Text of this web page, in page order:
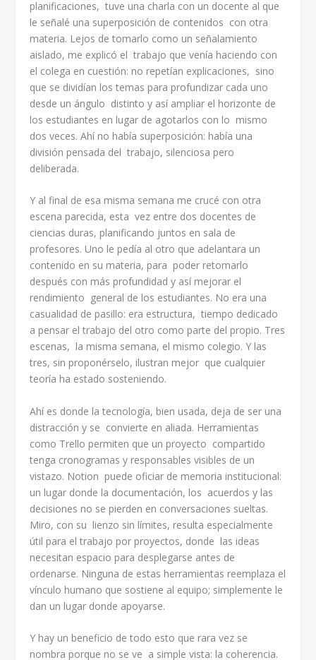
planificaciones, tuve una charla con un docente al que
le señalé una superposición de contenidos con otra
materia. Lejos de tomarlo como un señalamiento
aislado, me explicó el trabajo que venía haciendo con
el colega en cuestión: no repetían explicaciones, sino
que se dividían los temas para profundizar cada uno
desde un ángulo distinto y así ampliar el horizonte de
los estudiantes en lugar de agotarlos con lo mismo
dos veces. Ahí no había superposición: había una
división pensada del trabajo, silenciosa pero
deliberada.
Y al final de esa misma semana me crucé con otra
escena parecida, esta vez entre dos docentes de
ciencias duras, planificando juntos en sala de
profesores. Uno le pedía al otro que adelantara un
contenido en su materia, para poder retomarlo
después con más profundidad y así mejorar el
rendimiento general de los estudiantes. No era una
casualidad de pasillo: era estructura, tiempo dedicado
a pensar el trabajo del otro como parte del propio. Tres
escenas, la misma semana, el mismo colegio. Y las
tres, sin proponérselo, ilustran mejor que cualquier
teoría ha estado sosteniendo.
Ahí es donde la tecnología, bien usada, deja de ser una
distracción y se convierte en aliada. Herramientas
como Trello permiten que un proyecto compartido
tenga cronogramas y responsables visibles de un
vistazo. Notion puede oficiar de memoria institucional:
un lugar donde la documentación, los acuerdos y las
decisiones no se pierden en conversaciones sueltas.
Miro, con su lienzo sin límites, resulta especialmente
útil para el trabajo por proyectos, donde las ideas
necesitan espacio para desplegarse antes de
ordenarse. Ninguna de estas herramientas reemplaza el
vínculo humano que sostiene al equipo; simplemente le
dan un lugar donde apoyarse.
Y hay un beneficio de todo esto que rara vez se
nombra porque no se ve a simple vista: la coherencia.